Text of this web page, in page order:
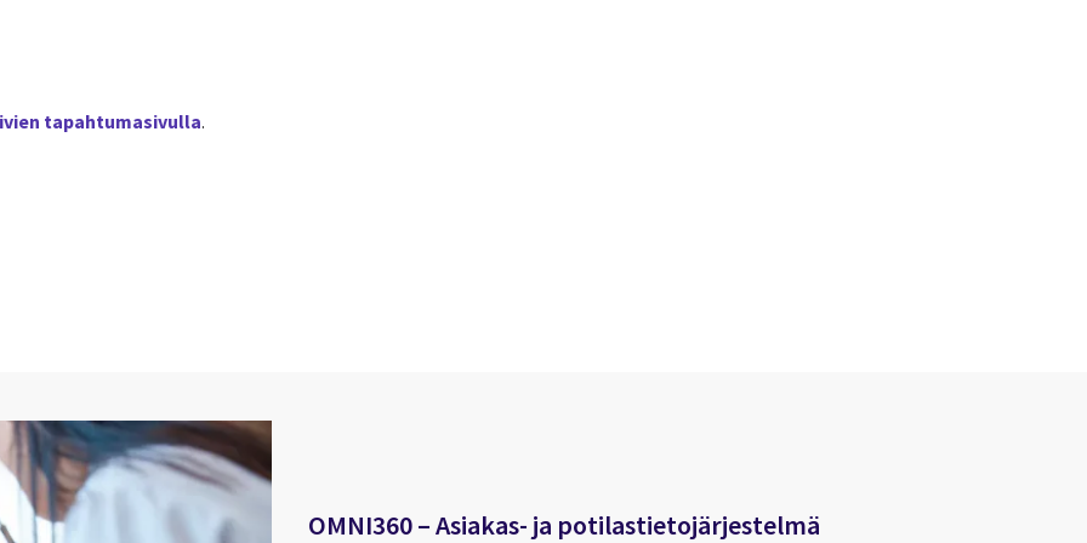
tapahtumasivulla.
on Print
OMNI360 – Asiakas- ja potilastietojärjestelmä